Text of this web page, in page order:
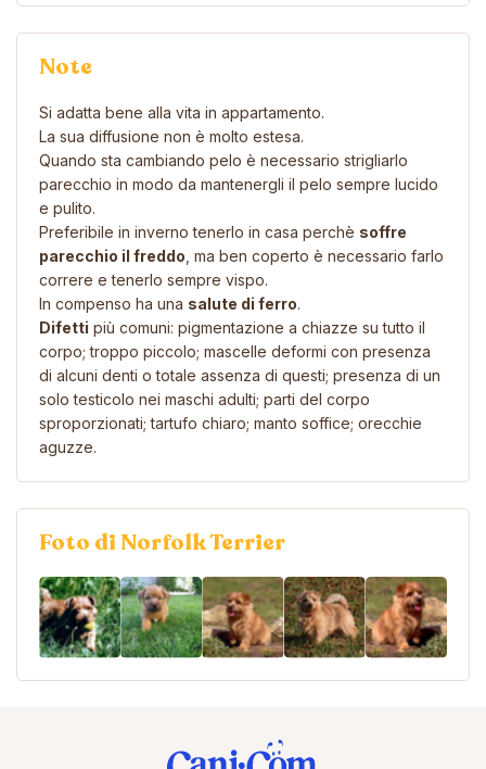
Note
Si adatta bene alla vita in appartamento.
La sua diffusione non è molto estesa.
Quando sta cambiando pelo è necessario strigliarlo
parecchio in modo da mantenergli il pelo sempre lucido
e pulito.
Preferibile in inverno tenerlo in casa perchè soffre
parecchio il freddo , ma ben coperto è necessario farlo
correre e tenerlo sempre vispo.
In compenso ha una salute di ferro.
Difetti più comuni: pigmentazione a chiazze su tutto il
corpo; troppo piccolo; mascelle deformi con presenza
di alcuni denti o totale assenza di questi; presenza di un
solo testicolo nei maschi adulti; parti del corpo
sproporzionati; tartufo chiaro; manto soffice; orecchie
aguzze.
Foto di Norfolk Terrier